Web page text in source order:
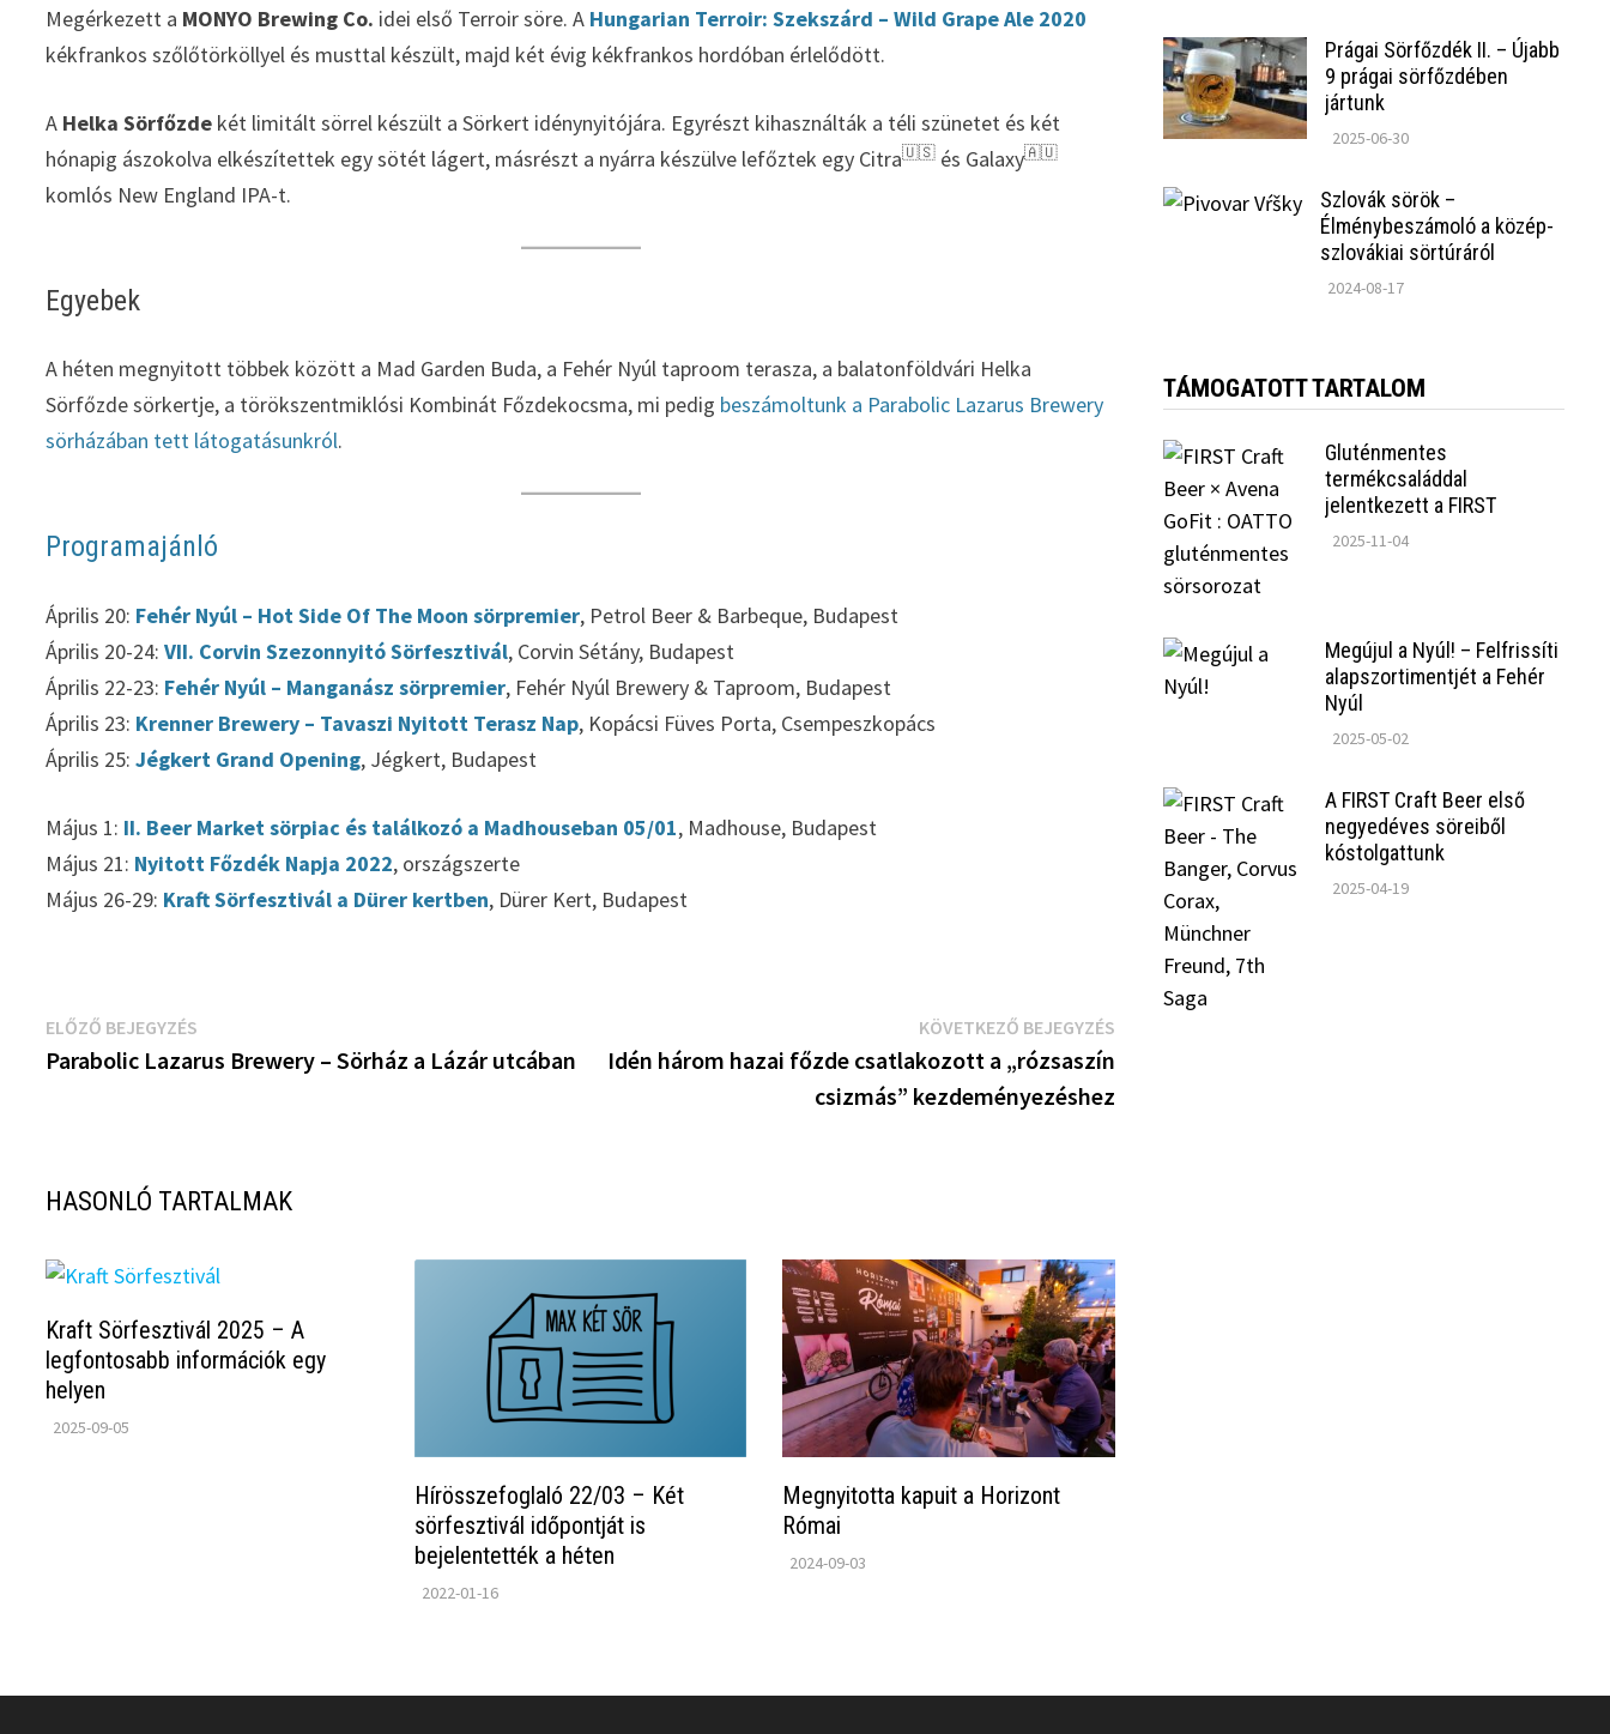
Megérkezett a MONYO Brewing Co. idei első Terroir söre. A Hungarian Terroir: Szekszárd – Wild Grape Ale 2020
kékfrankos szőlőtörköllyel és musttal készült, majd két évig kékfrankos hordóban érlelődött.
A Helka Sörfőzde két limitált sörrel készült a Sörkert idénynyitójára. Egyrészt kihasználták a téli szünetet és két
hónapig ászokolva elkészítettek egy sötét lágert, másrészt a nyárra készülve lefőztek egy Citra🇺🇸 és Galaxy🇦🇺
komlós New England IPA-t.
Egyebek
A héten megnyitott többek között a Mad Garden Buda, a Fehér Nyúl taproom terasza, a balatonföldvári Helka
Sörfőzde sörkertje, a törökszentmiklósi Kombinát Főzdekocsma, mi pedig beszámoltunk a Parabolic Lazarus Brewery
sörházában tett látogatásunkról.
Programajánló
Április 20: Fehér Nyúl – Hot Side Of The Moon sörpremier, Petrol Beer & Barbeque, Budapest
Április 20-24:VII. Corvin Szezonnyitó Sörfesztivál, Corvin Sétány, Budapest
Április 22-23: Fehér Nyúl – Manganász sörpremier, Fehér Nyúl Brewery & Taproom, Budapest
Április 23: Krenner Brewery – Tavaszi Nyitott Terasz Nap, Kopácsi Füves Porta, Csempeszkopács
Április 25:Jégkert Grand Opening, Jégkert, Budapest
Május 1: II. Beer Market sörpiac és találkozó a Madhouseban 05/01, Madhouse, Budapest
Május 21: Nyitott Főzdék Napja 2022, országszerte
Május 26-29: Kraft Sörfesztivál a Dürer kertben, Dürer Kert, Budapest
Bejegyzés
navigáció
ELŐZŐ BEJEGYZÉS
bejegyzés:
Parabolic Lazarus Brewery – Sörház a Lázár utcában
KÖVETKEZŐ BEJEGYZÉSKövetkező
bejegyzés:
Idén három hazai főzde csatlakozott a „rózsaszín
csizmás” kezdeményezéshez
HASONLÓ TARTALMAK
Kraft Sörfesztivál 2025 – A
legfontosabb információk egy
helyen
2025-09-05
Hírösszefoglaló 22/03 – Két
sörfesztivál időpontját is
bejelentették a héten
2022-01-16
Megnyitotta kapuit a Horizont
Római
2024-09-03
Prágai Sörfőzdék II. – Újabb
9 prágai sörfőzdében
jártunk
2025-06-30
Szlovák sörök –
Élménybeszámoló a közép-
szlovákiai sörtúráról
2024-08-17
TÁMOGATOTT TARTALOM
Gluténmentes
termékcsaláddal
jelentkezett a FIRST
2025-11-04
Megújul a Nyúl! – Felfrissíti
alapszortimentjét a Fehér
Nyúl
2025-05-02
A FIRST Craft Beer első
negyedéves söreiből
kóstolgattunk
2025-04-19